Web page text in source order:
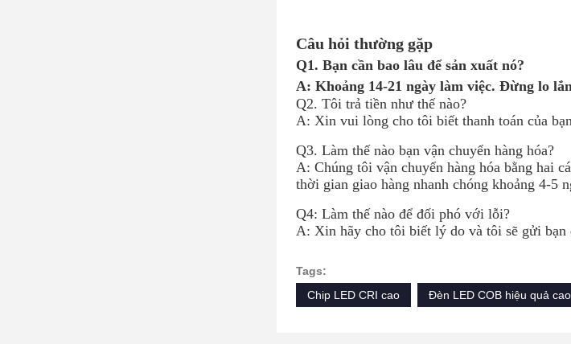
Câu hỏi thường gặp
Q1. Bạn cần bao lâu để sản xuất nó?
A: Khoảng 14-21 ngày làm việc. Đừng lo
Q2. Tôi trả tiền như thế nào?
A: Xin vui lòng cho tôi biết thanh toán của
Q3. Làm thế nào bạn vận chuyển hàng hóa?
A: Chúng tôi vận chuyển hàng hóa bằng hai
thời gian giao hàng nhanh chóng khoảng 4-5
Q4: Làm thế nào để đối phó với lỗi?
A: Xin hãy cho tôi biết lý do và tôi sẽ gửi
Tags:
Chip LED CRI cao
Đèn LED COB hiệu quả cao